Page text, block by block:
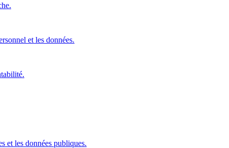
et les données.
et les données publiques.